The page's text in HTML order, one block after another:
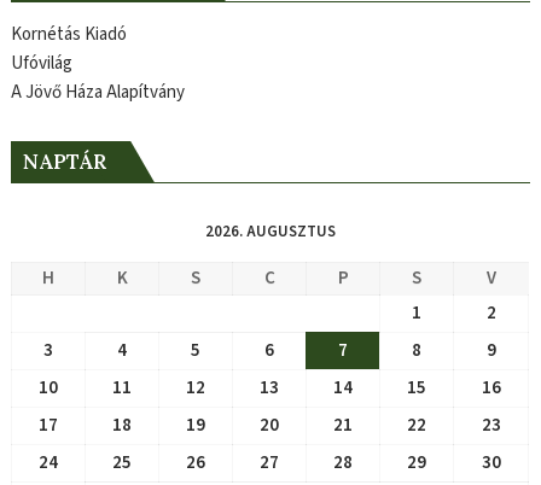
Kornétás Kiadó
Ufóvilág
A Jövő Háza Alapítvány
NAPTÁR
2026. AUGUSZTUS
H K S C P S
V
1
2
3
4 5 6 7 8
9
10
11 12 13 14 15
16
17
18 19 20 21 22
23
24
25 26 27 28 29
30